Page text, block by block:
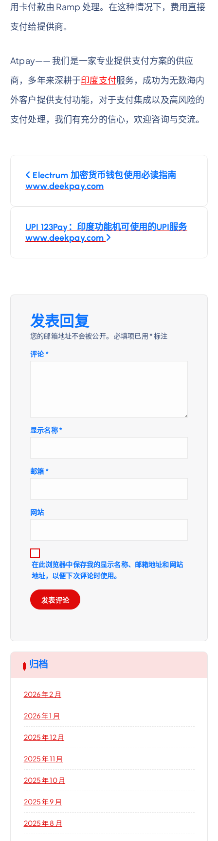
用卡付款由 Ramp 处理。在这种情况下，费用直接
支付给提供商。
Atpay—— 我们是一家专业提供支付方案的供应
商，多年来深耕于印度支付服务，成功为无数海内
外客户提供支付功能，对于支付集成以及高风险的
支付处理，我们有充分的信心，欢迎咨询与交流。
文
章
航
Electrum 加密货币钱包使用必读指南
www.deekpay.com
UPI 123Pay：印度功能机可使用的UPI服务
www.deekpay.com
发表回复
您的邮箱地址不会被公开。 必填项已用 *标注
评论*
显示名称*
邮箱 *
网站
在此浏览器中保存我的显示名称、邮箱地址和网站
地址，以便下次评论时使用。
归档
2026 年 2 月
2026 年 1 月
2025 年 12 月
2025 年 11 月
2025 年 10 月
2025 年 9 月
2025 年 8 月